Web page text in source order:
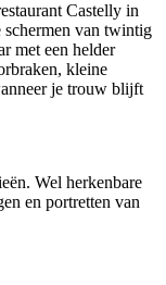
Castelly in
schermen van twintig
met een helder
kleine
je trouw blijft
Wel herkenbare
en portretten van